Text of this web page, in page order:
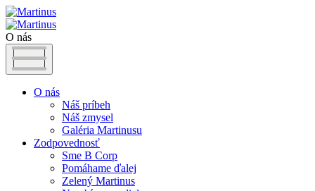
O nás
O nás
Náš príbeh
Náš zmysel
Galéria Martinusu
Zodpovednosť
Sme B Corp
Pomáhame ďalej
Zelený Martinus